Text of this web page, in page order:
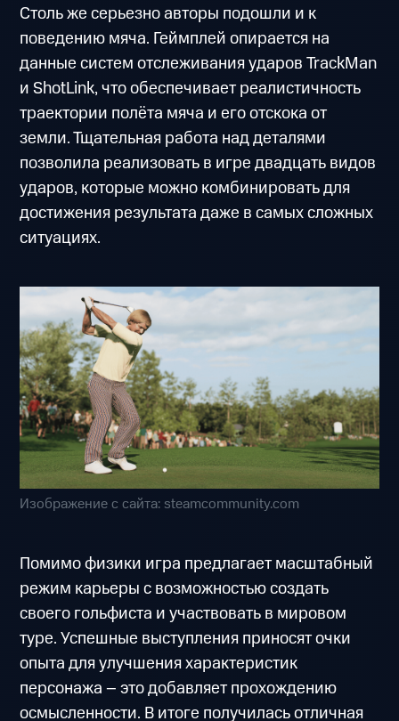
Столь же серьезно авторы подошли и к
поведению мяча. Геймплей опирается на
данные систем отслеживания ударов TrackMan
и ShotLink, что обеспечивает реалистичность
траектории полёта мяча и его отскока от
земли. Тщательная работа над деталями
позволила реализовать в игре двадцать видов
ударов, которые можно комбинировать для
достижения результата даже в самых сложных
ситуациях.
Изображение с сайта: steamcommunity.com
Помимо физики игра предлагает масштабный
режим карьеры с возможностью создать
своего гольфиста и участвовать в мировом
туре. Успешные выступления приносят очки
опыта для улучшения характеристик
персонажа – это добавляет прохождению
осмысленности. В итоге получилась отличная